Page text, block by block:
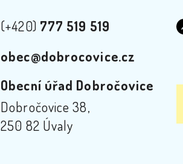
(+420) 777 519 519
obec@dobrocovice.cz
Obecní úřad Dobročovice
Dobročovice 38,
250 82 Úvaly